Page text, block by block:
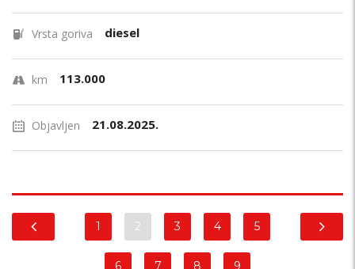
Vrsta goriva diesel
km 113.000
Objavljen 21.08.2025.
1 2 3 4 5
6 7 8 9